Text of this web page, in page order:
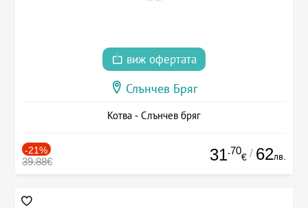
виж офертата
Слънчев Бряг
Котва - Слънчев бряг
-21%
39.88€ 31.70
€ / 62лв.